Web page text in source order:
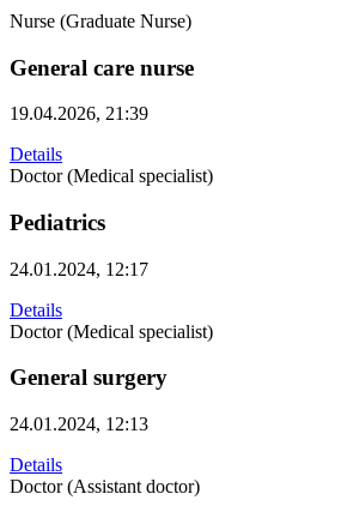
Nurse (Graduate Nurse)
General care nurse
19.04.2026, 21:39
Details
Doctor (Medical specialist)
Pediatrics
24.01.2024, 12:17
Details
Doctor (Medical specialist)
General surgery
24.01.2024, 12:13
Details
Doctor (Assistant doctor)